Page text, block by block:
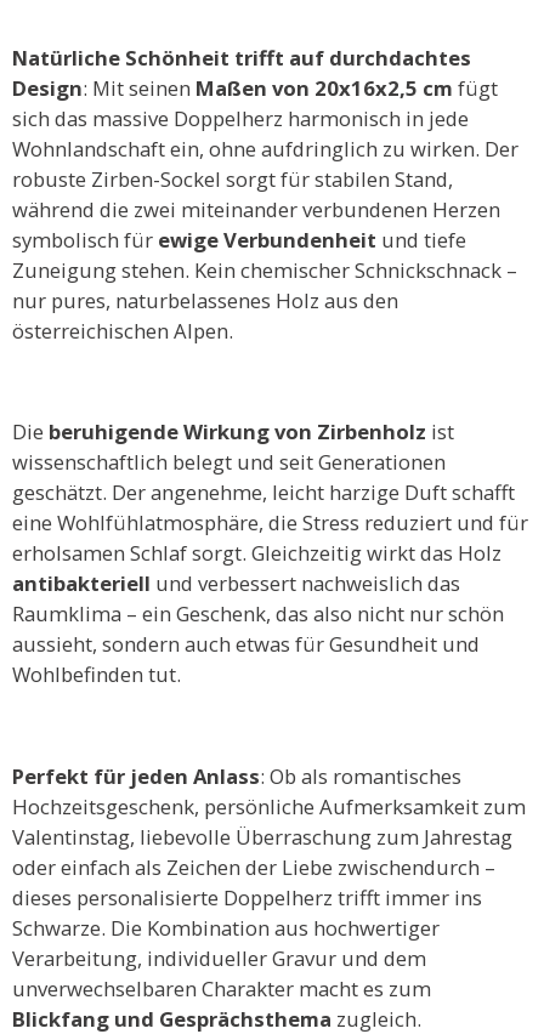
Natürliche Schönheit trifft auf durchdachtes
Design: Mit seinen Maßen von 20x16x2,5 cm fügt
sich das massive Doppelherz harmonisch in jede
Wohnlandschaft ein, ohne aufdringlich zu wirken. Der
robuste Zirben-Sockel sorgt für stabilen Stand,
während die zwei miteinander verbundenen Herzen
symbolisch für ewige Verbundenheit und tiefe
Zuneigung stehen. Kein chemischer Schnickschnack –
nur pures, naturbelassenes Holz aus den
österreichischen Alpen.
Die beruhigende Wirkung von Zirbenholz ist
wissenschaftlich belegt und seit Generationen
geschätzt. Der angenehme, leicht harzige Duft schafft
eine Wohlfühlatmosphäre, die Stress reduziert und für
erholsamen Schlaf sorgt. Gleichzeitig wirkt das Holz
antibakteriell und verbessert nachweislich das
Raumklima – ein Geschenk, das also nicht nur schön
aussieht, sondern auch etwas für Gesundheit und
Wohlbefinden tut.
Perfekt für jeden Anlass: Ob als romantisches
Hochzeitsgeschenk, persönliche Aufmerksamkeit zum
Valentinstag, liebevolle Überraschung zum Jahrestag
oder einfach als Zeichen der Liebe zwischendurch –
dieses personalisierte Doppelherz trifft immer ins
Schwarze. Die Kombination aus hochwertiger
Verarbeitung, individueller Gravur und dem
unverwechselbaren Charakter macht es zum
Blickfang und Gesprächsthema zugleich.